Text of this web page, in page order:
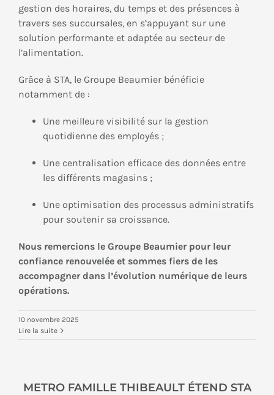
gestion des horaires, du temps et des présences à
travers ses succursales, en s’appuyant sur une
solution performante et adaptée au secteur de
l’alimentation.
Grâce à STA, le Groupe Beaumier bénéficie
notamment de :
Une meilleure visibilité sur la gestion
quotidienne des employés ;
Une centralisation efficace des données entre
les différents magasins ;
Une optimisation des processus administratifs
pour soutenir sa croissance.
Nous remercions le Groupe Beaumier pour leur
confiance renouvelée et sommes fiers de les
accompagner dans l’évolution numérique de leurs
opérations.
10 novembre 2025
Lire la suite
METRO FAMILLE THIBEAULT ÉTEND STA